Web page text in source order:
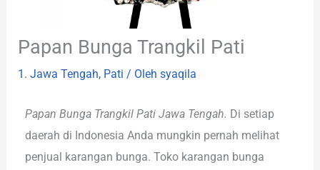
Papan Bunga Trangkil Pati
1. Jawa Tengah, Pati / Olehsyaqila
Papan Bunga Trangkil Pati Jawa Tengah. Di setiap
daerah di Indonesia Anda mungkin pernah melihat
penjual karangan bunga. Toko karangan bunga